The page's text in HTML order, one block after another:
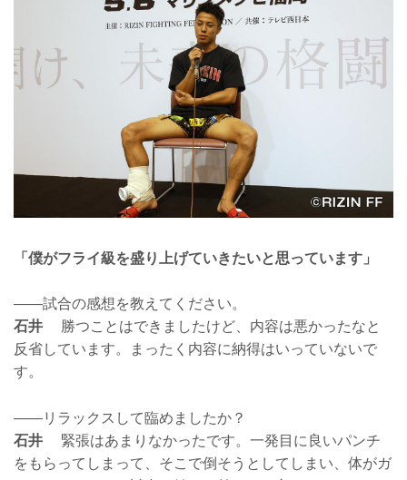
「僕がフライ級を盛り上げていきたいと思っています」
——試合の感想を教えてください。
石井
勝つことはできましたけど、内容は悪かったなと
反省しています。まったく内容に納得はいっていないで
す。
——リラックスして臨めましたか？
石井
緊張はあまりなかったです。一発目に良いパンチ
をもらってしまって、そこで倒そうとしてしまい、体がガ